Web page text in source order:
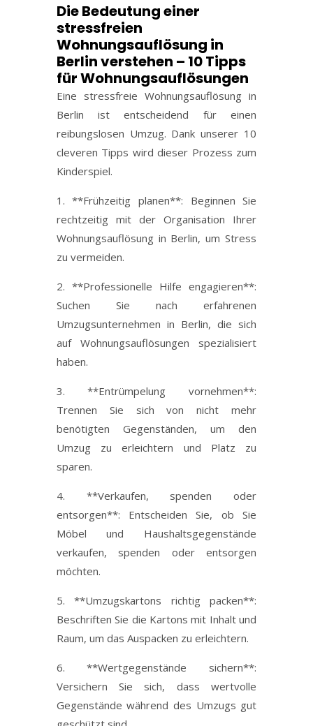
Die Bedeutung einer
stressfreien
Wohnungsauflösung in
Berlin verstehen – 10 Tipps
für Wohnungsauflösungen
Eine stressfreie Wohnungsauflösung in
Berlin ist entscheidend für einen
reibungslosen Umzug. Dank unserer 10
cleveren Tipps wird dieser Prozess zum
Kinderspiel.
1. **Frühzeitig planen**: Beginnen Sie
rechtzeitig mit der Organisation Ihrer
Wohnungsauflösung in Berlin, um Stress
zu vermeiden.
2. **Professionelle Hilfe engagieren**:
Suchen Sie nach erfahrenen
Umzugsunternehmen in Berlin, die sich
auf Wohnungsauflösungen spezialisiert
haben.
3. **Entrümpelung vornehmen**:
Trennen Sie sich von nicht mehr
benötigten Gegenständen, um den
Umzug zu erleichtern und Platz zu
sparen.
4. **Verkaufen, spenden oder
entsorgen**: Entscheiden Sie, ob Sie
Möbel und Haushaltsgegenstände
verkaufen, spenden oder entsorgen
möchten.
5. **Umzugskartons richtig packen**:
Beschriften Sie die Kartons mit Inhalt und
Raum, um das Auspacken zu erleichtern.
6. **Wertgegenstände sichern**:
Versichern Sie sich, dass wertvolle
Gegenstände während des Umzugs gut